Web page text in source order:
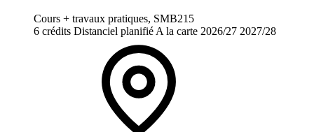
Cours + travaux pratiques, SMB215
6 crédits Distanciel planifié A la carte 2026/27 2027/28